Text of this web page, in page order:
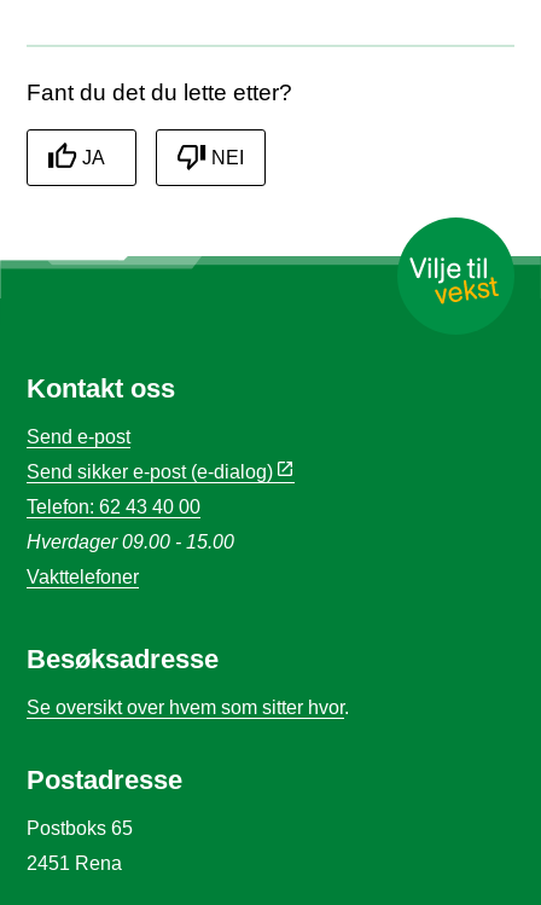
Fant du det du lette etter?
JA NEI
Kontakt oss
Send e-post
Send sikker e-post (e-dialog)
Telefon: 62 43 40 00
Hverdager 09.00 - 15.00
Vakttelefoner
Besøksadresse
Se oversikt over hvem som sitter hvor.
Postadresse
Postboks 65
2451 Rena